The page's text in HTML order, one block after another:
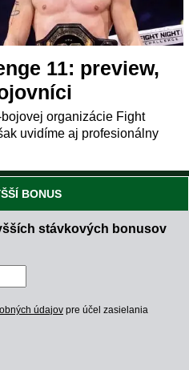
11: preview,
organizácie Fight
uvidíme aj profesionálny
BONUS
stávkových bonusov
údajov pre účel zasielania